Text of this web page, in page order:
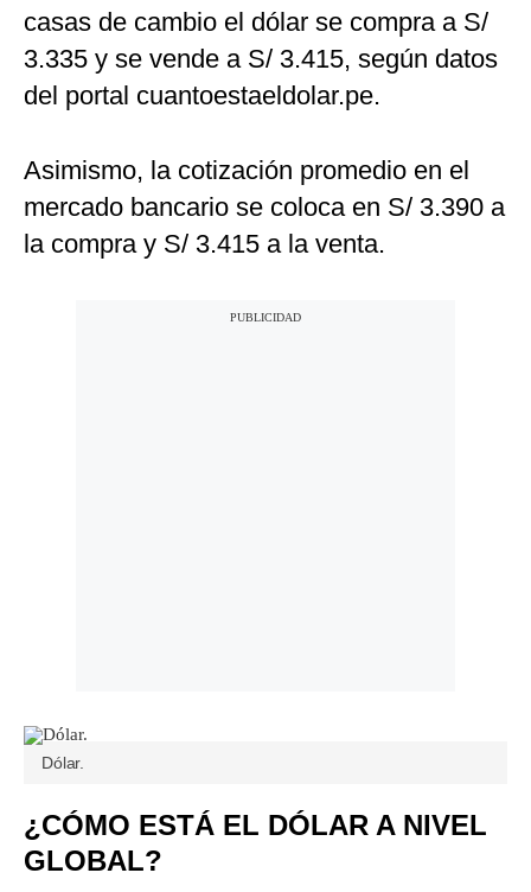
casas de cambio el dólar se compra a S/
3.335 y se vende a S/ 3.415, según datos
del portal cuantoestaeldolar.pe.
Asimismo, la cotización promedio en el
mercado bancario se coloca en S/ 3.390 a
la compra y S/ 3.415 a la venta.
Dólar.
¿CÓMO ESTÁ EL DÓLAR A NIVEL
GLOBAL?